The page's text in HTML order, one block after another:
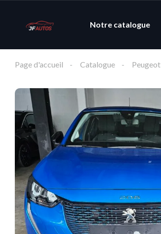
Notre catalogue
Page d'accueil Catalogue Peugeot